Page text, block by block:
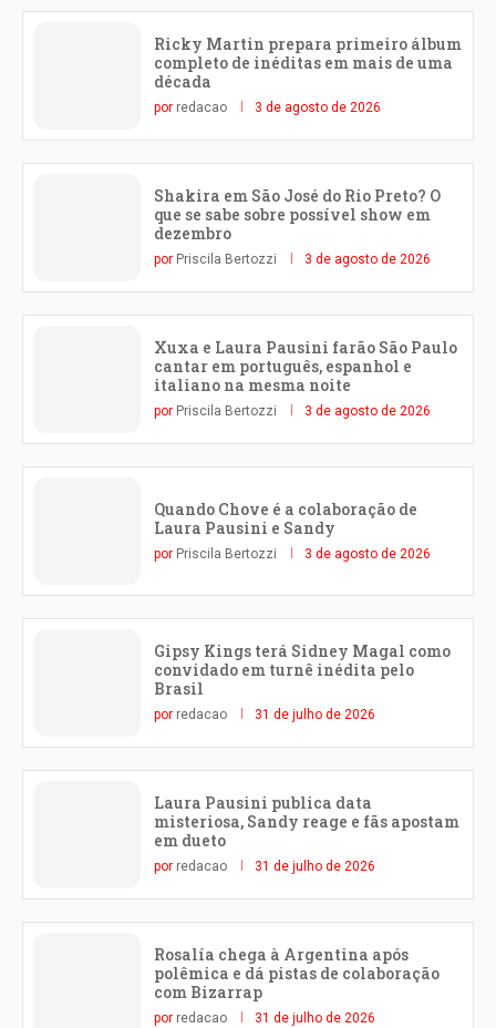
Ricky Martin prepara primeiro álbum
completo de inéditas em mais de uma
década
por redacao 3 de agosto de 2026
Shakira em São José do Rio Preto? O
que se sabe sobre possível show em
dezembro
por Priscila Bertozzi 3 de agosto de 2026
Xuxa e Laura Pausini farão São Paulo
cantar em português, espanhol e
italiano na mesma noite
por Priscila Bertozzi 3 de agosto de 2026
Quando Chove é a colaboração de
Laura Pausini e Sandy
por Priscila Bertozzi 3 de agosto de 2026
Gipsy Kings terá Sidney Magal como
convidado em turnê inédita pelo
Brasil
por redacao 31 de julho de 2026
Laura Pausini publica data
misteriosa, Sandy reage e fãs apostam
em dueto
por redacao 31 de julho de 2026
Rosalía chega à Argentina após
polêmica e dá pistas de colaboração
com Bizarrap
por redacao 31 de julho de 2026